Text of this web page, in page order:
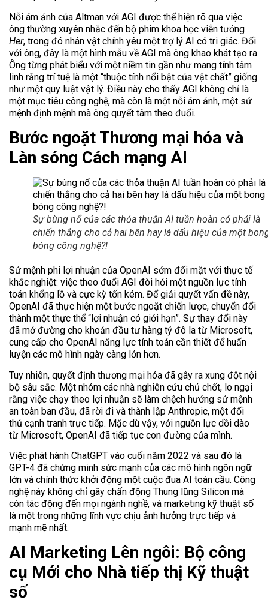
Nỗi ám ảnh của Altman với AGI được thể hiện rõ qua việc
ông thường xuyên nhắc đến bộ phim khoa học viễn tưởng
Her, trong đó nhân vật chính yêu một trợ lý AI có tri giác. Đối
với ông, đây là một hình mẫu về AGI mà ông khao khát tạo ra.
Ông từng phát biểu với một niềm tin gần như mang tính tâm
linh rằng trí tuệ là một “thuộc tính nổi bật của vật chất” giống
như một quy luật vật lý. Điều này cho thấy AGI không chỉ là
một mục tiêu công nghệ, mà còn là một nỗi ám ảnh, một sứ
mệnh định mệnh mà ông quyết tâm theo đuổi.
Bước ngoặt Thương mại hóa và
Làn sóng Cách mạng AI
Sự bùng nổ của các thỏa thuận AI tuần hoàn có phải là
chiến thắng cho cả hai bên hay là dấu hiệu của một
bóng công nghệ?!
Sứ mệnh phi lợi nhuận của OpenAI sớm đối mặt với thực tế
khắc nghiệt: việc theo đuổi AGI đòi hỏi một nguồn lực tính
toán khổng lồ và cực kỳ tốn kém. Để giải quyết vấn đề này,
OpenAI đã thực hiện một bước ngoặt chiến lược, chuyển đổi
thành một thực thể “lợi nhuận có giới hạn”. Sự thay đổi này
đã mở đường cho khoản đầu tư hàng tỷ đô la từ Microsoft,
cung cấp cho OpenAI năng lực tính toán cần thiết để huấn
luyện các mô hình ngày càng lớn hơn.
Tuy nhiên, quyết định thương mại hóa đã gây ra xung đột nội
bộ sâu sắc. Một nhóm các nhà nghiên cứu chủ chốt, lo ngại
rằng việc chạy theo lợi nhuận sẽ làm chệch hướng sứ mệnh
an toàn ban đầu, đã rời đi và thành lập Anthropic, một đối
thủ cạnh tranh trực tiếp. Mặc dù vậy, với nguồn lực dồi dào
từ Microsoft, OpenAI đã tiếp tục con đường của mình.
Việc phát hành ChatGPT vào cuối năm 2022 và sau đó là
GPT-4 đã chứng minh sức mạnh của các mô hình ngôn ngữ
lớn và chính thức khởi động một cuộc đua AI toàn cầu. Công
nghệ này không chỉ gây chấn động Thung lũng Silicon mà
còn tác động đến mọi ngành nghề, và marketing kỹ thuật số
là một trong những lĩnh vực chịu ảnh hưởng trực tiếp và
mạnh mẽ nhất.
AI Marketing Lên ngôi: Bộ công
cụ Mới cho Nhà tiếp thị Kỹ thuật
số